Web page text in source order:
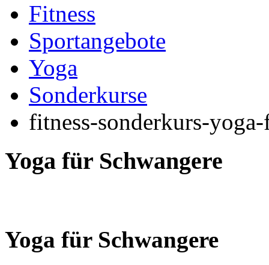
Fitness
Sportangebote
Yoga
Sonderkurse
fitness-sonderkurs-
Yoga für Schwangere
Yoga für Schwangere